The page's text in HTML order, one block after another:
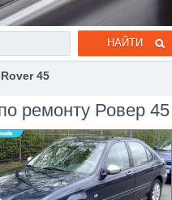
Rover 45
ремонту Ровер 45